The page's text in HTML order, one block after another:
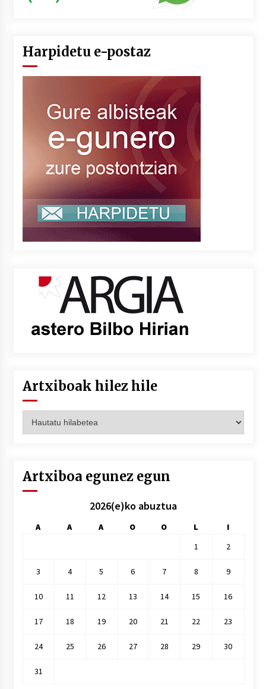
Harpidetu e-postaz
Artxiboak hilez hile
hilez
Artxiboa egunez egun
2026(e)ko abuztua
A A A O O L
I
1
2
3 4 5 6 7 8 9
10 11 12 13 14 15 16
17 18 19 20 21 22 23
24 25 26 27 28 29 30
31